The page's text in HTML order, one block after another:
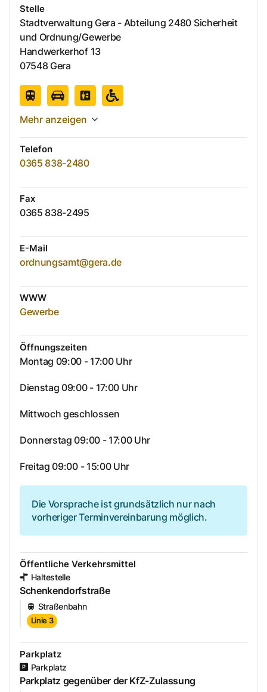
Stelle
Stadtverwaltung Gera - Abteilung 2480 Sicherheit
und Ordnung/Gewerbe
Handwerkerhof 13
07548 Gera
Mehr anzeigen
Telefon
0365 838-2480
Fax
0365 838-2495
E-Mail
ordnungsamt@gera.de
WWW
Gewerbe
Öffnungszeiten
Montag 09:00 - 17:00 Uhr
Dienstag 09:00 - 17:00 Uhr
Mittwoch geschlossen
Donnerstag 09:00 - 17:00 Uhr
Freitag 09:00 - 15:00 Uhr
Die Vorsprache ist grundsätzlich nur nach
vorheriger Terminvereinbarung möglich.
Öffentliche Verkehrsmittel
Haltestelle
Schenkendorfstraße
Straßenbahn
Linie 3
Parkplatz
Parkplatz
Parkplatz gegenüber der KfZ-Zulassung